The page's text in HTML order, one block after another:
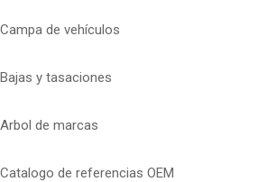
Campa de vehículos
Bajas y tasaciones
Arbol de marcas
Catalogo de referencias OEM